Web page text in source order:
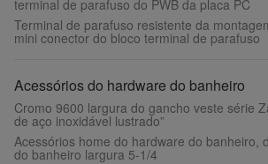
terminal de parafuso do PWB da placa PC
Terminal de parafuso resistente da
mini conector do bloco terminal de parafuso
Acessórios do hardware do banheiro
Cromo 9600 largura do gancho veste série
de aço inoxidável lustrado”
Acessórios home do hardware do banheiro,
do banheiro largura 5-1/4